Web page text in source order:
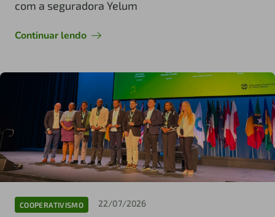
com a seguradora Yelum
Continuar lendo
COOPERATIVISMO 22/07/2026